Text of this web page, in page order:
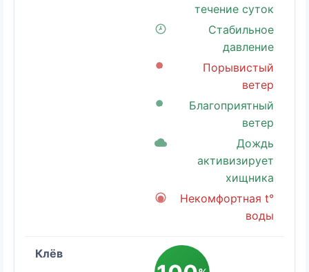
течение суток
Стабильное
давление
Порывистый
ветер
Благоприятный
ветер
Дождь
активизирует
хищника
Некомфортная t°
воды